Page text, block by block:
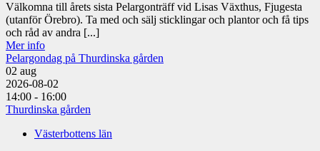
Välkomna till årets sista Pelargonträff vid Lisas Växthus, Fjugesta
(utanför Örebro). Ta med och sälj sticklingar och plantor och få tips
och råd av andra [...]
Mer info
Pelargondag på Thurdinska gården
02 aug
2026-08-02
14:00 - 16:00
Thurdinska gården
Västerbottens län